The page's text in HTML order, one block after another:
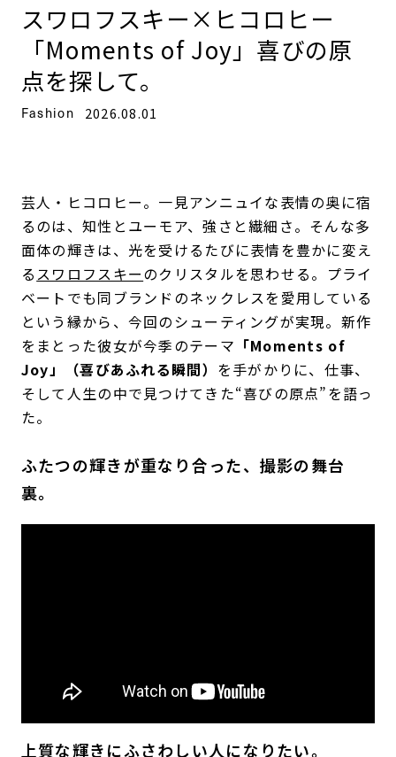
スワロフスキー×ヒコロヒー
「Moments of Joy」喜びの原
点を探して。
Fashion 2026.08.01
芸人・ヒコロヒー。一見アンニュイな表情の奥に宿
るのは、知性とユーモア、強さと繊細さ。そんな多
面体の輝きは、光を受けるたびに表情を豊かに変え
るスワロフスキーのクリスタルを思わせる。プライ
ベートでも同ブランドのネックレスを愛用している
という縁から、今回のシューティングが実現。新作
をまとった彼女が今季のテーマ 「Moments of
Joy」（喜びあふれる瞬間） を手がかりに、仕事、
そして人生の中で見つけてきた“喜びの原点”を語っ
た。
ふたつの輝きが重なり合った、撮影の舞台
裏。
上質な輝きにふさわしい人になりたい。